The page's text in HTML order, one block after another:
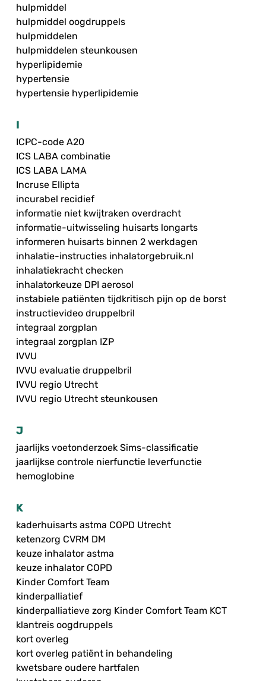
hulpmiddel
hulpmiddel oogdruppels
hulpmiddelen
hulpmiddelen steunkousen
hyperlipidemie
hypertensie
hypertensie hyperlipidemie
I
ICPC-code A20
ICS LABA combinatie
ICS LABA LAMA
Incruse Ellipta
incurabel recidief
informatie niet kwijtraken overdracht
informatie-uitwisseling huisarts longarts
informeren huisarts binnen 2 werkdagen
inhalatie-instructies inhalatorgebruik.nl
inhalatiekracht checken
inhalatorkeuze DPI aerosol
instabiele patiënten tijdkritisch pijn op de borst
instructievideo druppelbril
integraal zorgplan
integraal zorgplan IZP
IVVU
IVVU evaluatie druppelbril
IVVU regio Utrecht
IVVU regio Utrecht steunkousen
J
jaarlijks voetonderzoek Sims-classificatie
jaarlijkse controle nierfunctie leverfunctie
hemoglobine
K
kaderhuisarts astma COPD Utrecht
ketenzorg CVRM DM
keuze inhalator astma
keuze inhalator COPD
Kinder Comfort Team
kinderpalliatief
kinderpalliatieve zorg Kinder Comfort Team KCT
klantreis oogdruppels
kort overleg
kort overleg patiënt in behandeling
kwetsbare oudere hartfalen